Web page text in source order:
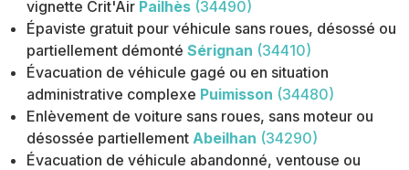
vignette Crit'Air Pailhès (34490)
Épaviste gratuit pour véhicule sans roues, désossé ou
partiellement démonté Sérignan (34410)
Évacuation de véhicule gagé ou en situation
administrative complexe Puimisson (34480)
Enlèvement de voiture sans roues, sans moteur ou
désossée partiellement Abeilhan (34290)
Évacuation de véhicule abandonné, ventouse ou